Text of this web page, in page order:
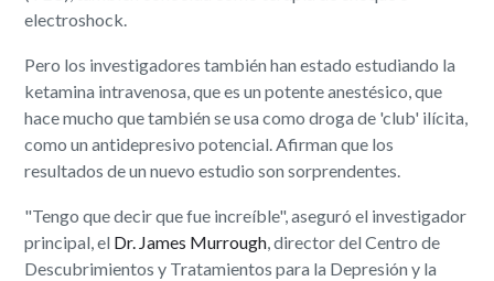
electroshock.
Pero los investigadores también han estado estudiando la
ketamina intravenosa, que es un potente anestésico, que
hace mucho que también se usa como droga de 'club' ilícita,
como un antidepresivo potencial. Afirman que los
resultados de un nuevo estudio son sorprendentes.
"Tengo que decir que fue increíble", aseguró el investigador
principal, el Dr. James Murrough , director del Centro de
Descubrimientos y Tratamientos para la Depresión y la